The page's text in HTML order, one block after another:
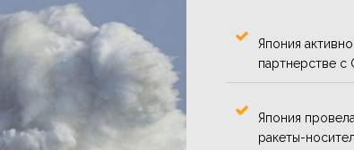
Япония
партнерстве с
Япония
ракеты-